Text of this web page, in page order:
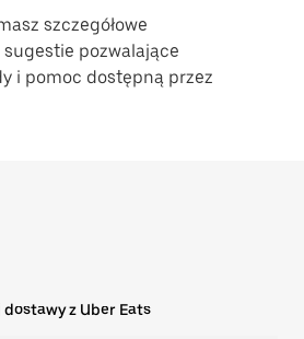
szczegółowe
pozwalające
i pomoc dostępną przez
dostawy z Uber Eats